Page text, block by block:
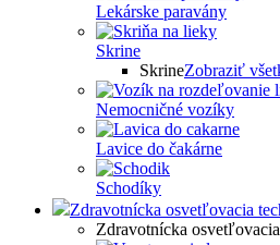
Lekárske paravány
Skrine
SkrineZobraziť
Nemocničné vozíky
Lavice do čakárne
Schodíky
Zdravotnícka osvetľovacia
Zdravotnícka